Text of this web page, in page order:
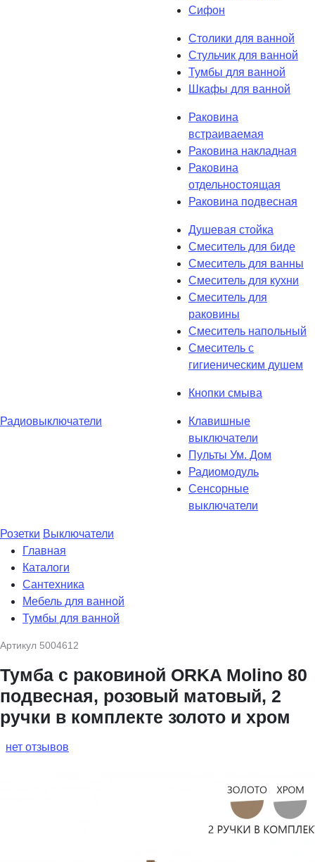
Сифон
Столики для ванной
Стульчик для ванной
Тумбы для ванной
Шкафы для ванной
Раковина
встраиваемая
Раковина накладная
Раковина
отдельностоящая
Раковина подвесная
Душевая стойка
Смеситель для биде
Смеситель для ванны
Смеситель для кухни
Смеситель для
раковины
Смеситель напольный
Смеситель с
гигиеническим душем
Кнопки смыва
Радиовыключатели
Клавишные
выключатели
Пульты Ум. Дом
Радиомодуль
Сенсорные
выключатели
Розетки Выключатели
Главная
Каталоги
Сантехника
Мебель для ванной
Тумбы для ванной
Артикул 5004612
Тумба с раковиной ORKA Molino 80
подвесная, розовый матовый, 2
ручки в комплекте золото и хром
нет отзывов